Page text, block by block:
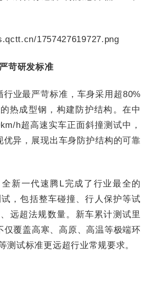
苛研发标准
行业最严苛标准，车身采用超80%
热成型钢，构建防护结构。在中
h超高速实车正面斜撞测试中，
优异，展现出车身防护结构的可靠
新一代速腾L完成了行业最全的
，包括整车碰撞、行人保护等试
远超法规数量。新车累计测试里
仅覆盖高寒、高原、高温等极端环
测试标准更远超行业常规要求。